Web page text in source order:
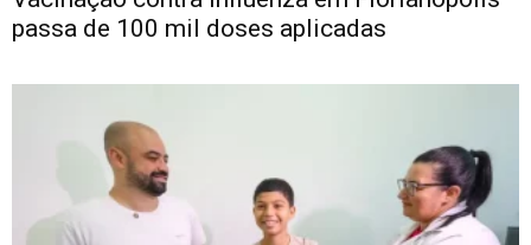
passa de 100 mil doses aplicadas